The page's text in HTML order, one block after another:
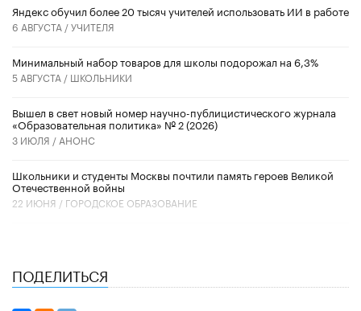
​Яндекс обучил более 20 тысяч учителей использовать ИИ в работе
6 АВГУСТА /УЧИТЕЛЯ
Минимальный набор товаров для школы подорожал на 6,3%
5 АВГУСТА / ШКОЛЬНИКИ
Вышел в свет новый номер научно-публицистического журнала
«Образовательная политика» № 2 (2026)
3 ИЮЛЯ / АНОНС
Школьники и студенты Москвы почтили память героев Великой
Отечественной войны
22 ИЮНЯ / ГОРОДСКОЕ ОБРАЗОВАНИЕ
ПОДЕЛИТЬСЯ